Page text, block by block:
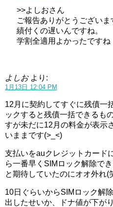
>>よしおさん
ご報告ありがとうござい
績付くの遅いんですね。
学割全適用よかったですね
よしお より:
1月13日 12:04 PM
12月に契約してすぐに残債一
ックすると残債一括できるも
すが未だに12月の料金が表示
いままです(>_<)
支払いをauクレジットカード
ら一番早くSIMロック解除で
と期待していたのにオオ外れ(
10日ぐらいからSIMロック解
出したせいか、ドナ値が下が